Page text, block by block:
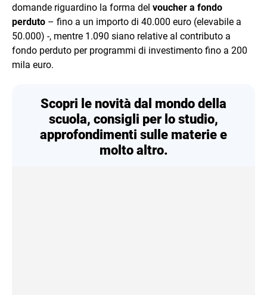
domande riguardino la forma del voucher a fondo
perduto – fino a un importo di 40.000 euro (elevabile a
50.000) -, mentre 1.090 siano relative al contributo a
fondo perduto per programmi di investimento fino a 200
mila euro.
Scopri le novità dal mondo della
scuola, consigli per lo studio,
approfondimenti sulle materie e
molto altro.